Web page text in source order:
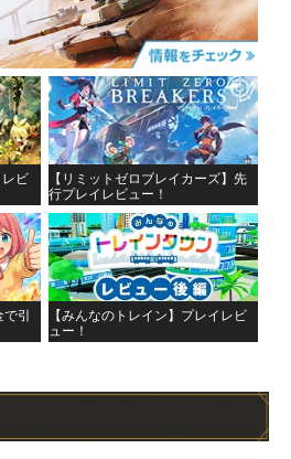
レビ
【リミットゼロブレイカーズ】先
行プレイレビュー！
で引
【みんなのトレイン】プレイレビ
ュー！